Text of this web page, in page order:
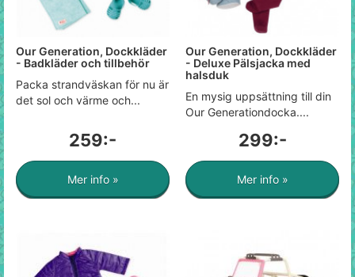
Our Generation, Dockkläder
- Badkläder och tillbehör
Packa strandväskan för nu är
det sol och värme och...
259:-
Mer info »
Our Generation, Dockkläder
- Deluxe Pälsjacka med
halsduk
En mysig uppsättning till din
Our Generationdocka....
299:-
Mer info »